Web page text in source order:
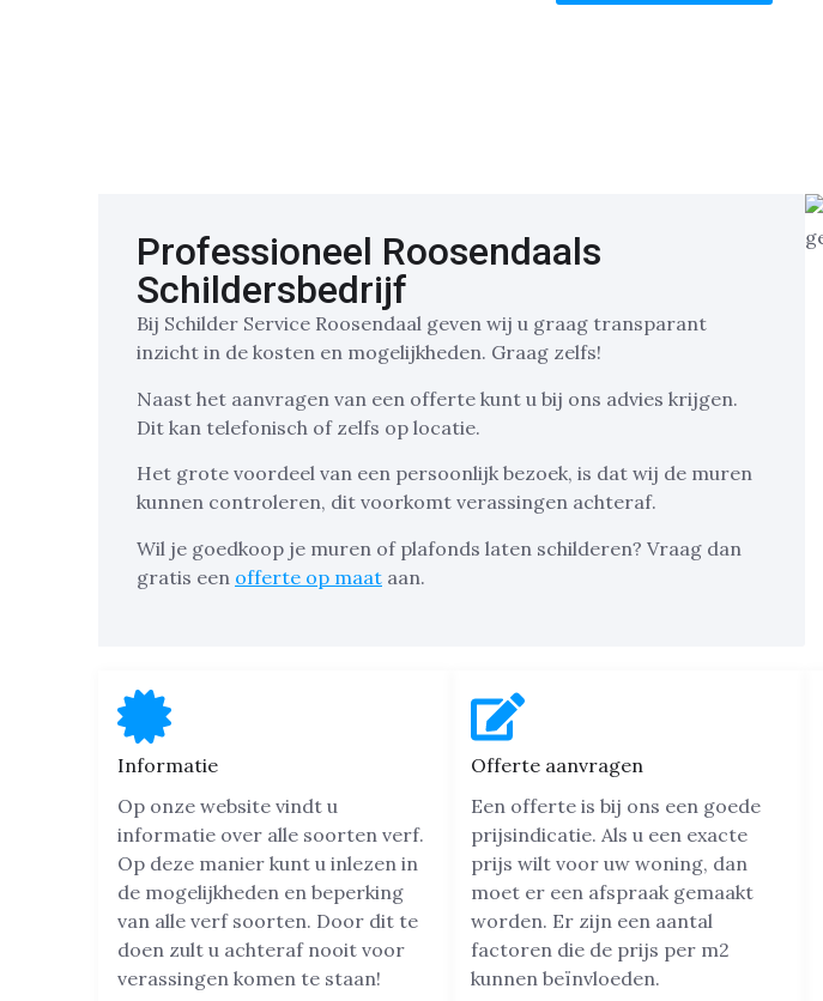
Professioneel Roosendaals
Schildersbedrijf
Bij Schilder Service Roosendaal geven wij u graag transparant
inzicht in de kosten en mogelijkheden. Graag zelfs!
Naast het aanvragen van een offerte kunt u bij ons advies krijgen.
Dit kan telefonisch of zelfs op locatie.
Het grote voordeel van een persoonlijk bezoek, is dat wij de muren
kunnen controleren, dit voorkomt verassingen achteraf.
Wil je goedkoop je muren of plafonds laten schilderen? Vraag dan
gratis een offerte op maat aan.
Informatie
Op onze website vindt u
informatie over alle soorten verf.
Op deze manier kunt u inlezen in
de mogelijkheden en beperking
van alle verf soorten. Door dit te
doen zult u achteraf nooit voor
verassingen komen te staan!
Offerte aanvragen
Een offerte is bij ons een goede
prijsindicatie. Als u een exacte
prijs wilt voor uw woning, dan
moet er een afspraak gemaakt
worden. Er zijn een aantal
factoren die de prijs per m2
kunnen beïnvloeden.